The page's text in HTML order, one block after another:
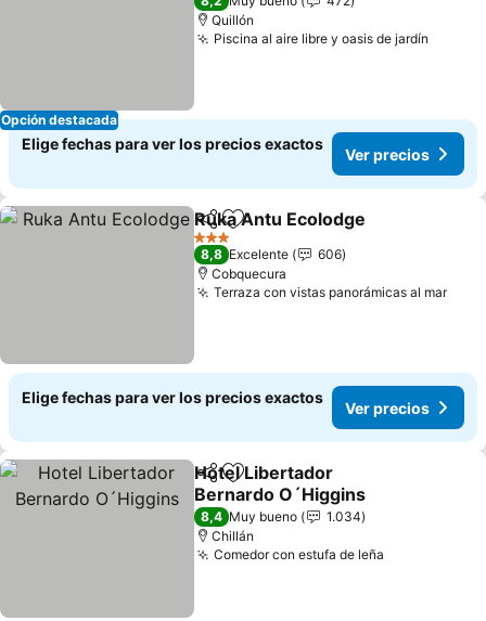
Opción destacada
Quillón
Piscina al aire libre y oasis de jardín
Elige fechas para ver los precios exactos
Ver precios
CompartirAgregar a favoritos
Ruka Antu Ecolodge
3 Estrellas
8,8 Excelente
606
Cobquecura
Terraza con vistas panorámicas al mar
Elige fechas para ver los precios exactos
Ver precios
CompartirAgregar a favoritos
Hotel Libertador
Bernardo O´Higgins
8,4 Muy bueno
1.034
Chillán
Comedor con estufa de leña